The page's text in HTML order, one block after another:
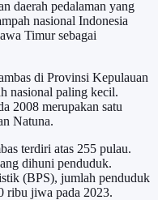
daerah pedalaman yang
nasional Indonesia
Timur sebagai
di Provinsi Kepulauan
nasional paling kecil.
2008 merupakan satu
Natuna.
terdiri atas 255 pulau.
dihuni penduduk.
(BPS), jumlah penduduk
ribu jiwa pada 2023.